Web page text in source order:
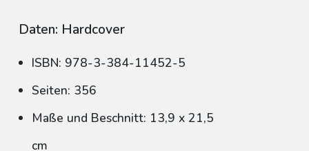
Daten: Hardcover
ISBN: 978-3-384-11452-5
Seiten: 356
Maße und Beschnitt: 13,9 x 21,5
cm